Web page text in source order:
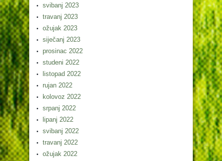
svibanj 2023
travanj 2023
ožujak 2023
siječanj 2023
prosinac 2022
studeni 2022
listopad 2022
rujan 2022
kolovoz 2022
srpanj 2022
lipanj 2022
svibanj 2022
travanj 2022
ožujak 2022